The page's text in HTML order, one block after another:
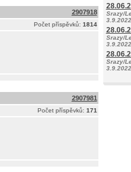
2907918
Počet příspěvků: 1814
2907981
Počet příspěvků: 171
Srazy/
3.9.2022
Srazy/
3.9.2022
Srazy/
3.9.2022